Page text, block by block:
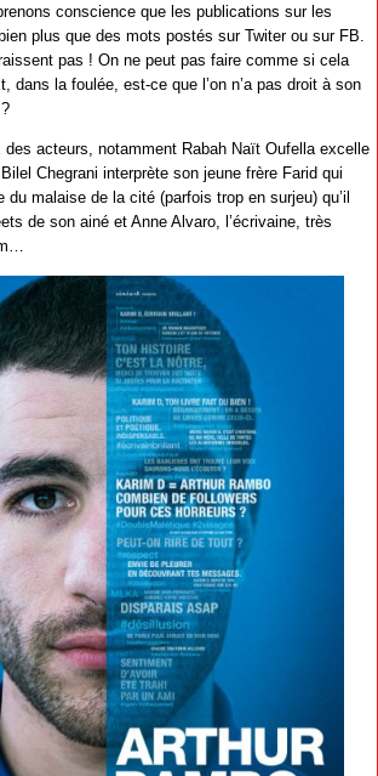
conscience que les publications sur les
plus que des mots postés sur Twiter ou sur FB.
pas ! On ne peut pas faire comme si cela
dans la foulée, est-ce que l’on n’a pas droit à son
des acteurs, notamment Rabah Naït Oufella excelle
Chegrani interprète son jeune frère Farid qui
du malaise de la cité (parfois trop en surjeu) qu’il
de son ainé et Anne Alvaro, l’écrivaine, très